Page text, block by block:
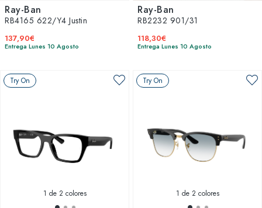
Ray-Ban
RB4165 622/Y4 Justin
137,90€
Entrega Lunes 10 Agosto
Ray-Ban
RB2232 901/31
118,30€
Entrega Lunes 10 Agosto
Try On
1 de 2 colores
Try On
1 de 2 colores